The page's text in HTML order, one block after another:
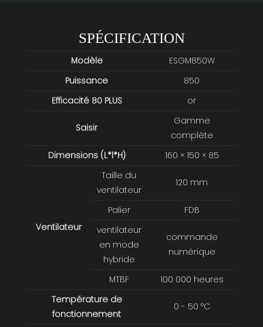
SPÉCIFICATION
Modèle
ESGM850W
Puissance
850
Efficacité 80 PLUS
or
Saisir
Gamme
complète
Dimensions (L*l*H)
160 × 150 × 85
Ventilateur
Taille du
ventilateur
120 mm
Palier
FDB
ventilateur
en mode
hybride
commande
numérique
MTBF
100 000 heures
Température de
fonctionnement
0 - 50 °C